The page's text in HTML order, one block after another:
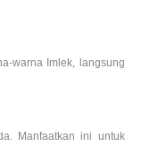
warna Imlek, langsung
Manfaatkan ini untuk